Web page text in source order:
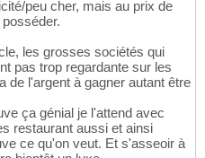
peu cher, mais au prix de
les grosses sociétés qui
pas trop regardante sur les
de l'argent à gagner autant être
ça génial je l'attend avec
restaurant aussi et ainsi
ce qu'on veut. Et s'asseoir à